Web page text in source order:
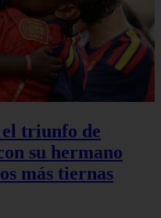
triunfo de
su hermano
más tiernas